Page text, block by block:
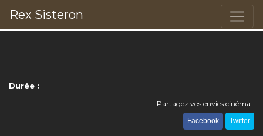
Rex Sisteron
Durée :
Partagez vos envies cinéma :
Facebook Twitter